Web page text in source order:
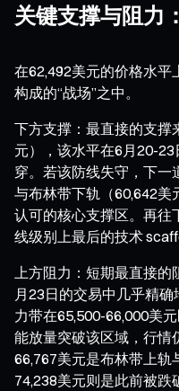
关键支撑与阻力
在62,492美元的价格水平
构成的“战场”之中。
下方支撑：最直接的支撑
元），该水平在6月20-
穿。若该防线失守，下
与布林带下轨（60,642美
认可的核心支撑区。再往
线级别上最后的技术
上方阻力：短期最直接
月23日的交易中几乎精
力带在65,500-66,000美
能放量突破该区域，行情
66,767美元是布林带上轨
74,238美元则是此前被跌